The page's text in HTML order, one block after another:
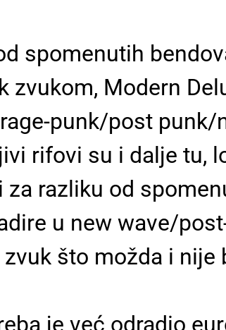
spomenutih
zvukom, Modern
punk/post
rifovi su i dalje tu,
za razliku od
u new wave/
što možda i
je već odradio